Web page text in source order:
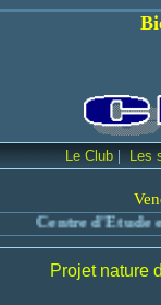
sur
Le Club | Les
et de Protection
Projet nature